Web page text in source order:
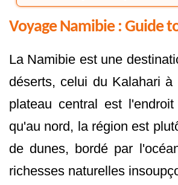
Voyage Namibie : Guide
La Namibie est une
déserts, celui du Kalahari
plateau central est
qu'au nord, la région est
de dunes, bordé par
richesses naturelles